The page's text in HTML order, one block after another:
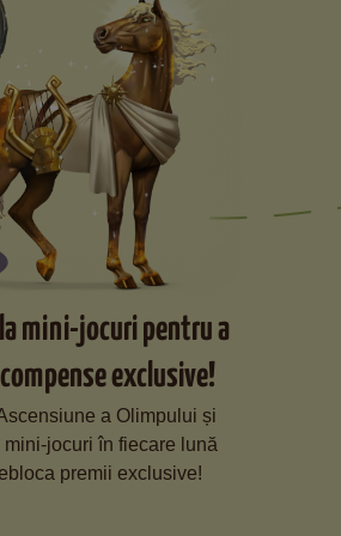
mini-jocuri pentru a
exclusive!
a Olimpului și
jocuri în fiecare lună
premii exclusive!